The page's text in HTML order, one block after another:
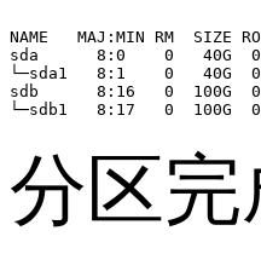
NAME   MAJ:MIN RM  SIZE RO
sda      8:0    0   40G
└─sda1   8:1    0   40G
sdb      8:16   0  100G
分区完